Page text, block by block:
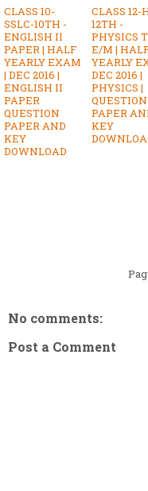
CLASS 10-
SSLC-10TH -
ENGLISH II
PAPER | HALF
YEARLY EXAM
| DEC 2016 |
ENGLISH II
PAPER
QUESTION
PAPER AND
KEY
DOWNLOAD
CLASS 12-
12TH -
PHYSICS
E/M |
YEARLY
DEC 2016 |
PHYSICS |
QUESTION
PAPER
KEY
No comments:
Post a Comment